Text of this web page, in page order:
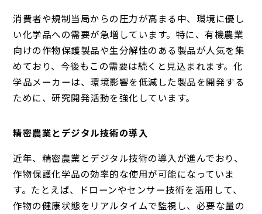
消費者や規制当局からの圧力が高まる中、環境に優し
い化学品への需要が急増しています。特に、有機農業
向けの作物保護製品や生分解性のある製品が人気を集
めており、今後もこの需要は続くと見込まれます。化
学品メーカーは、環境影響を低減した製品を開発する
ために、研究開発活動を強化しています。
精密農業とデジタル技術の導入
近年、精密農業とデジタル技術の導入が進んでおり、
作物保護化学品の効率的な使用が可能になっていま
す。たとえば、ドローンやセンサー技術を活用して、
作物の健康状態をリアルタイムで監視し、必要な量の